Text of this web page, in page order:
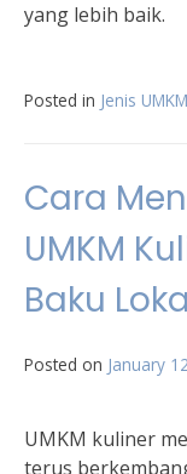
yang lebih baik.
Posted in Jenis UMKM
Cara
UMKM
Baku
Posted on January
UMKM kuliner
terus